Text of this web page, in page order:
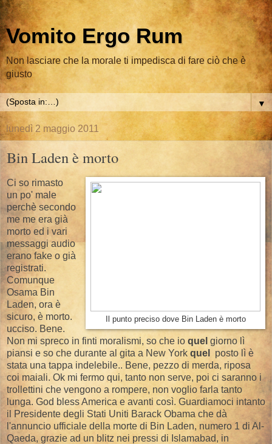
Vomito Ergo Rum
Non lasciare che la morale ti impedisca di fare ciò che è
giusto
▼
lunedì 2 maggio 2011
Bin Laden è morto
Il punto preciso dove Bin Laden è morto
Ci so rimasto
un po' male
perchè secondo
me me era già
morto ed i vari
messaggi audio
erano fake o già
registrati.
Comunque
Osama Bin
Laden, ora è
sicuro, è morto.
ucciso. Bene.
Non mi spreco in finti moralismi, so che io quel giorno lì
piansi e so che durante al gita a New York quel
posto lì è
stata una tappa indelebile.. Bene, pezzo di merda, riposa
coi maiali. Ok mi fermo qui, tanto non serve, poi ci saranno i
trollettini che vengono a rompere, non voglio farla tanto
lunga. God bless America e avanti così. Guardiamoci intanto
il Presidente degli Stati Uniti Barack Obama che dà
l'annuncio ufficiale della morte di Bin Laden, numero 1 di Al-
Qaeda, grazie ad un blitz nei pressi di Islamabad, in